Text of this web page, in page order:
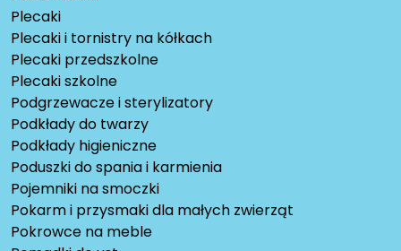
Plecaki
Plecaki i tornistry na kółkach
Plecaki przedszkolne
Plecaki szkolne
Podgrzewacze i sterylizatory
Podkłady do twarzy
Podkłady higieniczne
Poduszki do spania i karmienia
Pojemniki na smoczki
Pokarm i przysmaki dla małych zwierząt
Pokrowce na meble